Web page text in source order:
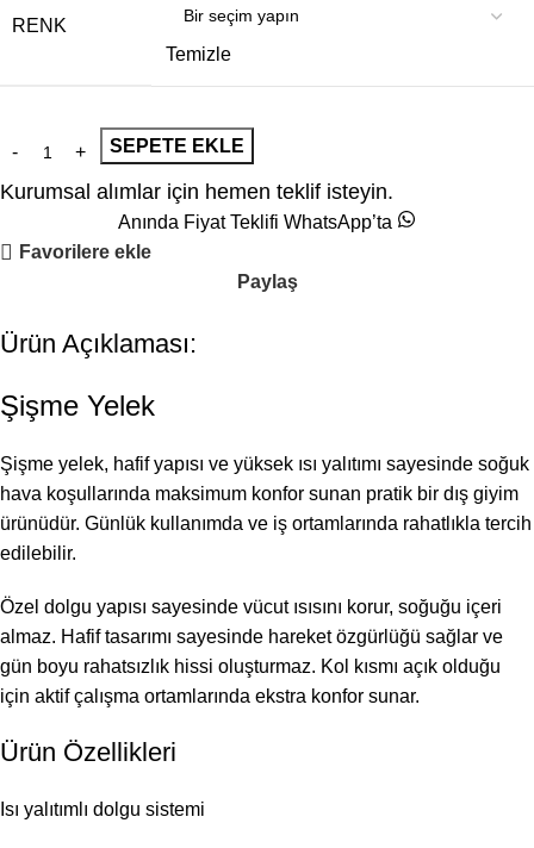
RENK
Temizle
SEPETE EKLE
Kurumsal alımlar için hemen teklif isteyin.
Anında Fiyat Teklifi WhatsApp’ta
Favorilere ekle
Paylaş
Ürün Açıklaması:
Şişme Yelek
Şişme yelek, hafif yapısı ve yüksek ısı yalıtımı sayesinde soğuk
hava koşullarında maksimum konfor sunan pratik bir dış giyim
ürünüdür. Günlük kullanımda ve iş ortamlarında rahatlıkla tercih
edilebilir.
Özel dolgu yapısı sayesinde vücut ısısını korur, soğuğu içeri
almaz. Hafif tasarımı sayesinde hareket özgürlüğü sağlar ve
gün boyu rahatsızlık hissi oluşturmaz. Kol kısmı açık olduğu
için aktif çalışma ortamlarında ekstra konfor sunar.
Ürün Özellikleri
Isı yalıtımlı dolgu sistemi